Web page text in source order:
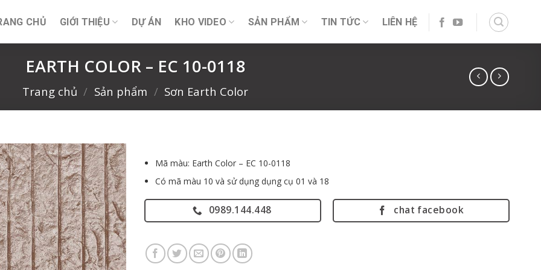
CHỦ GIỚI THIỆU DỰ ÁN KHO VIDEO SẢN PHẨM TIN TỨC LIÊN HỆ
EARTH COLOR – EC 10-0118
Trang chủ / Sản phẩm / Sơn Earth Color
Mã màu: Earth Color – EC 10-0118
Có mã màu 10 và sử dụng dụng cụ 01 và 18
0989.144.448 chat facebook